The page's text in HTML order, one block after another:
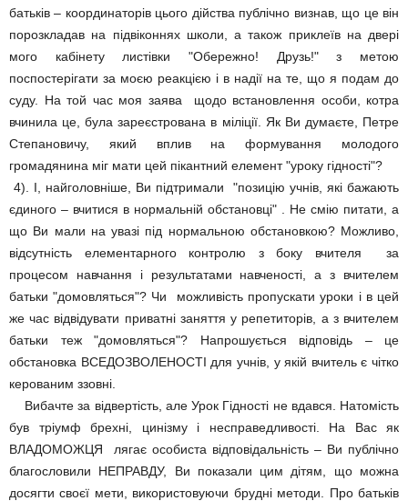
батьків – координаторів цього дійства публічно визнав, що це він
порозкладав на підвіконнях школи, а також приклеїв на двері
мого кабінету листівки "Обережно! Друзь!" з метою
поспостерігати за моєю реакцією і в надії на те, що я подам до
суду. На той час моя заява щодо встановлення особи, котра
вчинила це, була зареєстрована в міліції. Як Ви думаєте, Петре
Степановичу, який вплив на формування молодого
громадянина міг мати цей пікантний елемент "уроку гідності"?
4). І, найголовніше, Ви підтримали "позицію учнів, які бажають
єдиного – вчитися в нормальній обстановці" . Не смію питати, а
що Ви мали на увазі під нормальною обстановкою? Можливо,
відсутність елементарного контролю з боку вчителя за
процесом навчання і результатами навченості, а з вчителем
батьки "домовляться"? Чи можливість пропускати уроки і в цей
же час відвідувати приватні заняття у репетиторів, а з вчителем
батьки теж "домовляться"? Напрошується відповідь – це
обстановка ВСЕДОЗВОЛЕНОСТІ для учнів, у якій вчитель є чітко
керованим ззовні.
Вибачте за відвертість, але Урок Гідності не вдався. Натомість
був тріумф брехні, цинізму і несправедливості. На Вас як
ВЛАДОМОЖЦЯ лягає особиста відповідальність – Ви публічно
благословили НЕПРАВДУ, Ви показали цим дітям, що можна
досягти своєї мети, використовуючи брудні методи. Про батьків